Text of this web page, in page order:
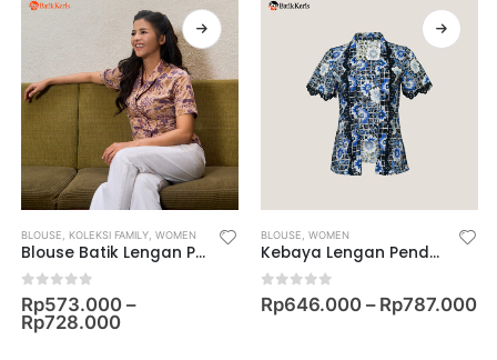
WEARBLOUSE, KOLEKSI FAMILY, WOMEN
Blouse Batik Lengan Pendek Motif Keris Alas-Alasan Peksi Katon
0out of 5
Rp573.000 –
Rp728.000
BLOUSE, WOMEN
Kebaya Lengan Pendek Kutu Baru
0out of 5
Rp646.000 – Rp787.000